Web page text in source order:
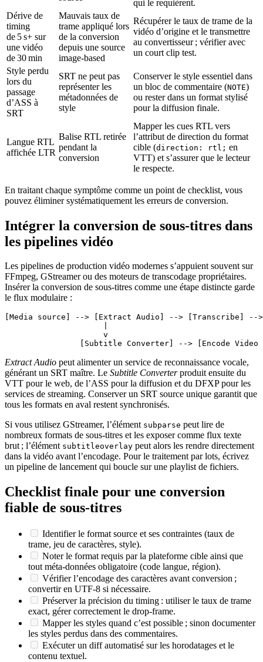
qui le requièrent.
Dérive de
timing
de 5 s+ sur
une vidéo
de 30 min
Mauvais taux de
trame appliqué lors
de la conversion
depuis une source
image‑based
Récupérer le taux de trame de la
vidéo d’origine et le transmettre
au convertisseur ; vérifier avec
un court clip test.
Style perdu
lors du
passage
d’ASS à
SRT
SRT ne peut pas
représenter les
métadonnées de
style
Conserver le style essentiel dans
un bloc de commentaire (NOTE)
ou rester dans un format stylisé
pour la diffusion finale.
Langue RTL
affichée LTR
Balise RTL retirée
pendant la
conversion
Mapper les cues RTL vers
l’attribut de direction du format
cible (direction: rtl; en
VTT) et s’assurer que le lecteur
le respecte.
En traitant chaque symptôme comme un point de checklist, vous
pouvez éliminer systématiquement les erreurs de conversion.
Intégrer la conversion de sous‑titres dans
les pipelines vidéo
Les pipelines de production vidéo modernes s’appuient souvent sur
FFmpeg, GStreamerou des moteurs de transcodage propriétaires.
Insérer la conversion de sous‑titres comme une étape distincte garde
le flux modulaire :
[Media source] --> [Extract Audio] --> [Transcribe] -->
                     v
Extract Audio peut alimenter un service de reconnaissance vocale,
générant un SRT maître. Le Subtitle Converterproduit ensuite du
VTT pour le web, de l’ASS pour la diffusion et du DFXP pour les
services de streaming. Conserver un SRT source unique garantit que
tous les formats en aval restent synchronisés.
Si vous utilisez GStreamer, l’élément subparse peut lire de
nombreux formats de sous‑titres et les exposer comme flux texte
brut ; l’élément subtitleoverlay peut alors les rendre directement
dans la vidéo avant l’encodage. Pour le traitement par lots, écrivez
un pipeline de lancement qui boucle sur une playlist de fichiers.
Checklist finale pour une conversion
fiable de sous‑titres
Identifier le format source et ses contraintes (taux de
trame, jeu de caractères, style).
Noter le format requis par la plateforme cible ainsi que
tout méta‑données obligatoire (code langue, région).
Vérifierl’encodage des caractères avant conversion ;
convertir en UTF‑8 si nécessaire.
Préserverla précision du timing : utiliser le taux de trame
exact, gérer correctement le drop‑frame.
Mapperles styles quand c’est possible ; sinon documenter
les styles perdus dans des commentaires.
Exécuter un diff automatisé sur les horodatages et le
contenu textuel.